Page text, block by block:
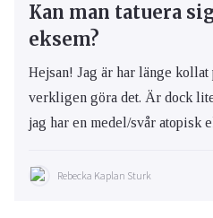
Kan man tatuera
eksem?
Hejsan! Jag är har länge
verkligen göra det. Är dock
jag har en medel/svår atopisk
Rebecka Kaplan Sturk